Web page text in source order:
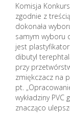
Komisja
zgodnie z
dokonała
samym wyboru
jest
dibutyl
przy
zmiękczacz na
pt.
wykładziny
znacząco